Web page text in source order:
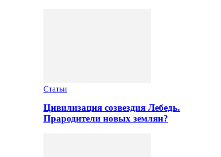
Статьи
Цивилизация созвездия Лебедь.
Прародители новых землян?